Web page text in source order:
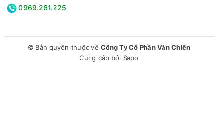
và vá xới cơm. Những phụ kiện này không chỉ giúp việc nấu
nhiều món ăn khác nhau chỉ với một thiết bị duy nhất.
Nồi cơm điện Tiger lít JNP-1800-FK hồng sở hữu thiết kế đẹp
mắt, chức năng nấu đa dạng và nhiều tiện ích đi kèm, sản
0969.261.225
© Bản quyền thuộc về Công Ty Cổ Phần Văn Chiến
Cung cấp bởi Sapo